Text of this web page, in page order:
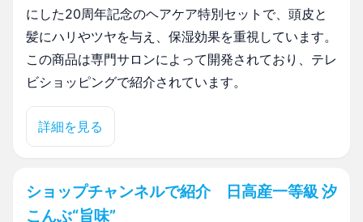
にした20周年記念のヘアケア特別セットで、頭皮と
髪にハリやツヤを与え、保湿効果を重視しています。
この商品は専門サロンによって開発されており、テレ
ビショッピングで紹介されています。
詳細を見る
ショップチャンネルで紹介 日高産一等級 汐
こんぶ“旨味”